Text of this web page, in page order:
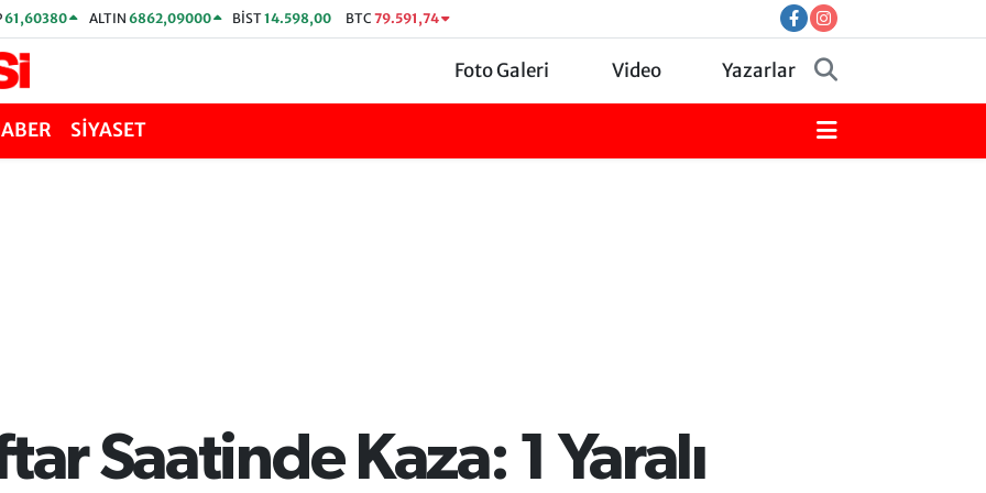
61,60380 ALTIN 6862,09000 BİST14.598,00 BTC 79.591,74
Foto Galeri Video Yazarlar
SİYASET
Saatinde Kaza: 1 Yaralı